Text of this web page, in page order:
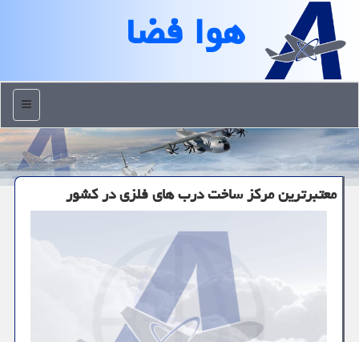
هوا فضا
منو
معتبرترین مركز ساخت درب های فلزی در كشور